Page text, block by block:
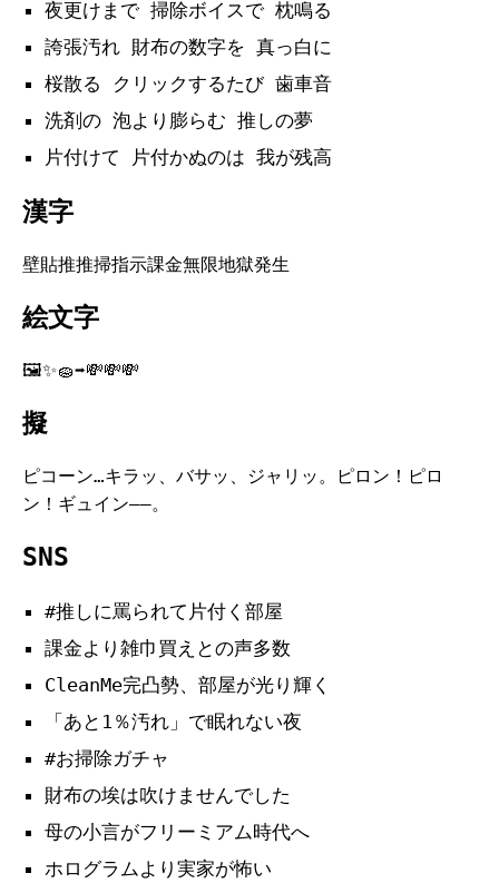
夜更けまで 掃除ボイスで 枕鳴る
誇張汚れ 財布の数字を 真っ白に
桜散る クリックするたび 歯車音
洗剤の 泡より膨らむ 推しの夢
片付けて 片付かぬのは 我が残高
漢字
壁貼推推掃指示課金無限地獄発生
絵文字
🖼️✨🧽➡️💸💸💸
擬
ピコーン…キラッ、バサッ、ジャリッ。ピロン！ピロ
ン！ギュイン——。
SNS
#推しに罵られて片付く部屋
課金より雑巾買えとの声多数
CleanMe完凸勢、部屋が光り輝く
「あと1％汚れ」で眠れない夜
#お掃除ガチャ
財布の埃は吹けませんでした
母の小言がフリーミアム時代へ
ホログラムより実家が怖い